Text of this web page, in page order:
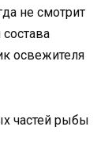
не смотрит
освежителя
частей рыбы